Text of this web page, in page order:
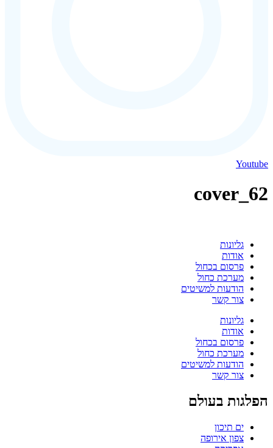
Youtube
62_cover
גליונות
אודות
פרסום בכחול
מערכת כחול
הודעות למשיטים
צור קשר
גליונות
אודות
פרסום בכחול
מערכת כחול
הודעות למשיטים
צור קשר
הפלגות בעולם
ים תיכון
צפון אירופה